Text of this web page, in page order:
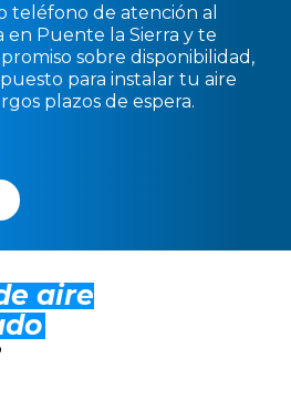
teléfono de atención al
Puente la Sierra y te
sobre disponibilidad,
para instalar tu aire
plazos de espera.
aire